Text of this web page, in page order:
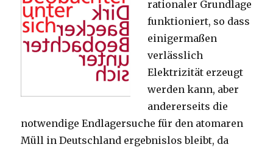
rationaler Grundlage
funktioniert, so dass
einigermaßen
verlässlich
Elektrizität erzeugt
werden kann, aber
andererseits die
notwendige Endlagersuche für den atomaren
Müll in Deutschland ergebnislos bleibt, da